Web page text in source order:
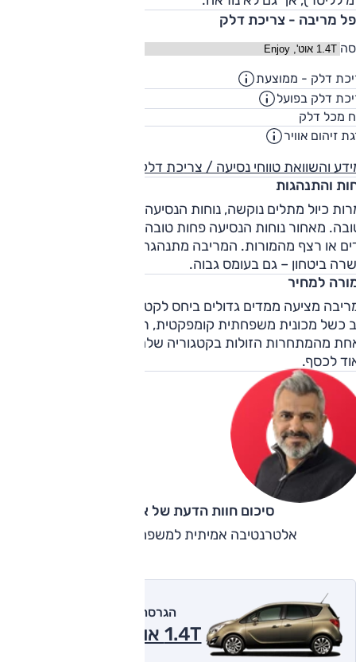
הגרסה המומלצת של אוטו
1.4T אוט', Enjoy 2012
מריבה - צריכת דלק
דלק - ממוצעת
דלק בפועל
מכל דלק
זיהום אוויר
והשוואת טווחי נסיעה / צריכת דלק
והתנהגות
כיול מתלים נוקשה, נוחות הנסיעה מלפנים מצליחה להפתיע
מאחור נוחות הנסיעה פחות טובה בגלל קושי בסינון שיבושים
או רצף מהמורות. המריבה מתנהגת בצורה בטוחה, צפויה
ביטחון – גם בעומס גבוה.
למחיר
מציעה ממדים גדולים ביחס לקטגוריית המיקרוואנים, מרווח
כשל מכונית משפחתית קומפקטית, רמת אבזור נאותה
מהמתחרות הזולות בקטגוריה שלה – בהחל תמורה טובה
לכסף.
סיכום חוות הדעת של אוהד אלגוב
אלטרנטיבה אמיתית למשפחתית אוטומטית